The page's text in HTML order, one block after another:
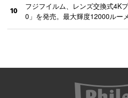
10
フジフイルム、レンズ交換式4K
0」を発売。最大輝度12000ルー